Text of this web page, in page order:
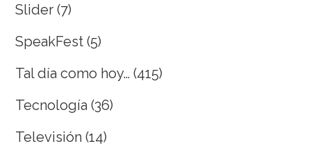
Slider (7)
SpeakFest (5)
Tal día como hoy… (415)
Tecnología (36)
Televisión (14)